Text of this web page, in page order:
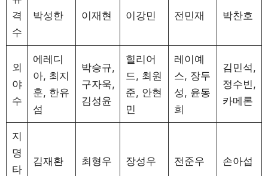
격
수
박성한 이재현 이강민 전민재 박찬호
외
야
수
에레디
아, 최지
훈, 한유
섬
박승규,
구자욱,
김성윤
힐리어
드, 최원
준, 안현
민
레이예
스, 장두
성, 윤동
희
김민석,
정수빈,
카메론
지
명
타
김재환 최형우 장성우 전준우 손아섭